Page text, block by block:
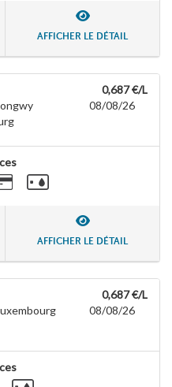
AFFICHER LE DÉTAIL
0,687 €/L
08/08/26
AFFICHER LE DÉTAIL
0,687 €/L
08/08/26